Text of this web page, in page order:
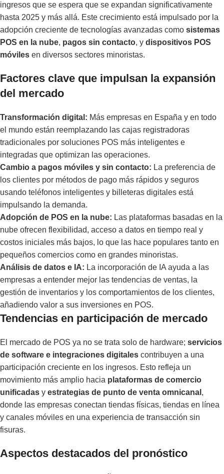
ingresos que se espera que se expandan significativamente
hasta 2025 y más allá. Este crecimiento está impulsado por la
adopción creciente de tecnologías avanzadas como sistemas
POS en la nube, pagos sin contacto, y dispositivos POS
móviles en diversos sectores minoristas.
Factores clave que impulsan la expansión
del mercado
Transformación digital: Más empresas en España y en todo
el mundo están reemplazando las cajas registradoras
tradicionales por soluciones POS más inteligentes e
integradas que optimizan las operaciones.
Cambio a pagos móviles y sin contacto: La preferencia de
los clientes por métodos de pago más rápidos y seguros
usando teléfonos inteligentes y billeteras digitales está
impulsando la demanda.
Adopción de POS en la nube: Las plataformas basadas en la
nube ofrecen flexibilidad, acceso a datos en tiempo real y
costos iniciales más bajos, lo que las hace populares tanto en
pequeños comercios como en grandes minoristas.
Análisis de datos e IA: La incorporación de IA ayuda a las
empresas a entender mejor las tendencias de ventas, la
gestión de inventarios y los comportamientos de los clientes,
añadiendo valor a sus inversiones en POS.
Tendencias en participación de mercado
El mercado de POS ya no se trata solo de hardware; servicios
de software e integraciones digitales contribuyen a una
participación creciente en los ingresos. Esto refleja un
movimiento más amplio hacia plataformas de comercio
unificadas y estrategias de punto de venta omnicanal ,
donde las empresas conectan tiendas físicas, tiendas en línea
y canales móviles en una experiencia de transacción sin
fisuras.
Aspectos destacados del pronóstico